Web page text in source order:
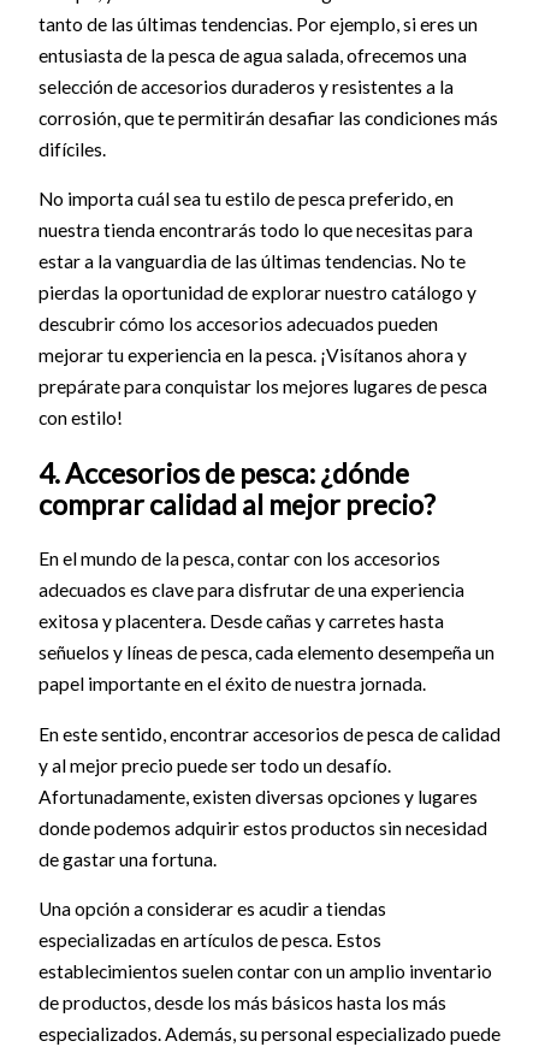
tanto de las últimas tendencias. Por ejemplo, si eres un
entusiasta de la pesca de agua salada, ofrecemos una
selección de accesorios duraderos y resistentes a la
corrosión, que te permitirán desafiar las condiciones más
difíciles.
No importa cuál sea tu estilo de pesca preferido, en
nuestra tienda encontrarás todo lo que necesitas para
estar a la vanguardia de las últimas tendencias. No te
pierdas la oportunidad de explorar nuestro catálogo y
descubrir cómo los accesorios adecuados pueden
mejorar tu experiencia en la pesca. ¡Visítanos ahora y
prepárate para conquistar los mejores lugares de pesca
con estilo!
4. Accesorios de pesca: ¿dónde
comprar calidad al mejor precio?
En el mundo de la pesca, contar con los accesorios
adecuados es clave para disfrutar de una experiencia
exitosa y placentera. Desde cañas y carretes hasta
señuelos y líneas de pesca, cada elemento desempeña un
papel importante en el éxito de nuestra jornada.
En este sentido, encontrar accesorios de pesca de calidad
y al mejor precio puede ser todo un desafío.
Afortunadamente, existen diversas opciones y lugares
donde podemos adquirir estos productos sin necesidad
de gastar una fortuna.
Una opción a considerar es acudir a tiendas
especializadas en artículos de pesca. Estos
establecimientos suelen contar con un amplio inventario
de productos, desde los más básicos hasta los más
especializados. Además, su personal especializado puede